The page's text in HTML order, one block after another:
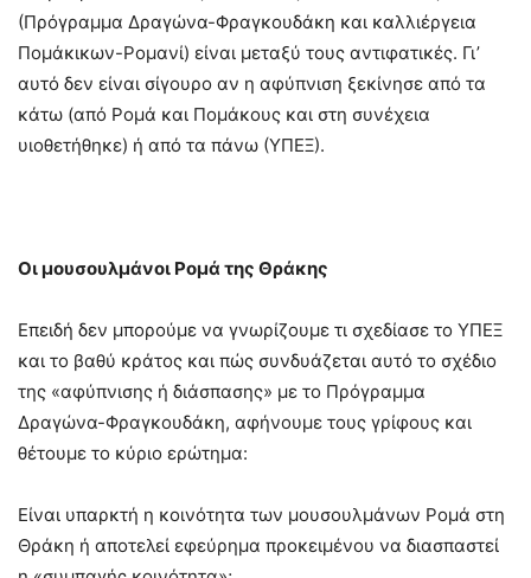
(Πρόγραμμα Δραγώνα-Φραγκουδάκη και καλλιέργεια
Πομάκικων-Ρομανί) είναι μεταξύ τους αντιφατικές. Γι’
αυτό δεν είναι σίγουρο αν η αφύπνιση ξεκίνησε από τα
κάτω (από Ρομά και Πομάκους και στη συνέχεια
υιοθετήθηκε) ή από τα πάνω (ΥΠΕΞ).
Οι μουσουλμάνοι Ρομά της Θράκης
Επειδή δεν μπορούμε να γνωρίζουμε τι σχεδίασε το ΥΠΕΞ
και το βαθύ κράτος και πώς συνδυάζεται αυτό το σχέδιο
της «αφύπνισης ή διάσπασης» με το Πρόγραμμα
Δραγώνα-Φραγκουδάκη, αφήνουμε τους γρίφους και
θέτουμε το κύριο ερώτημα:
Είναι υπαρκτή η κοινότητα των μουσουλμάνων Ρομά στη
Θράκη ή αποτελεί εφεύρημα προκειμένου να διασπαστεί